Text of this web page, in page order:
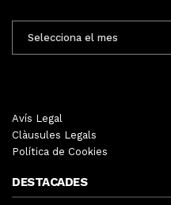
MENSUALS
Avís Legal
Clàusules Legals
Política de Cookies
DESTACADES